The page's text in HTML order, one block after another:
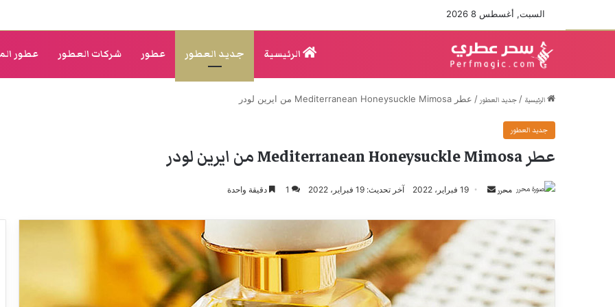
السبت, أغسطس 8 2026
الرئيسية جديد العطور عطور شركات العطور عطور
الرئيسية / جديد العطور / عطر Mediterranean Honeysuckle Mimosa من ايرين لودر
جديد العطور
عطر Mediterranean Honeysuckle Mimosa من ايرين لودر
محرر
أرسل
إلكترونيا
19 فبراير، 2022 آخر تحديث: 19 فبراير، 2022 1 دقيقة واحدة